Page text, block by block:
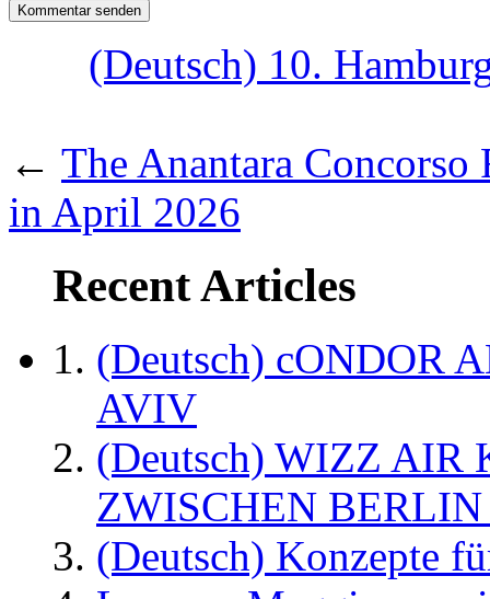
(Deutsch) 10.
← The Anantara
in April 2026
Recent Articles
(Deutsch) cONDOR
AVIV
(Deutsch) WIZZ AIR
ZWISCHEN
(Deutsch) Konzepte